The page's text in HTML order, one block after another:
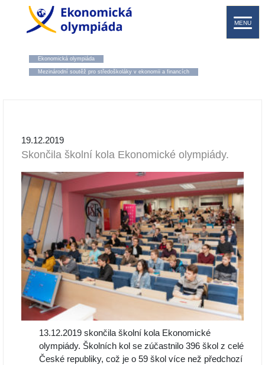
MENU
Ekonomická olympiáda
Mezinárodní soutěž pro středoškoláky v ekonomii a financích
19.12.2019
Skončila školní kola Ekonomické olympiády.
13.12.2019 skončila školní kola Ekonomické
olympiády. Školních kol se zúčastnilo 396 škol z celé
České republiky, což je o 59 škol více než předchozí